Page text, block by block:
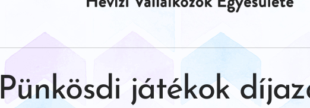
Pünkösdi játékok